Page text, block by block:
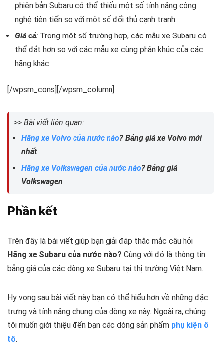
phiên bản Subaru có thể thiếu một số tính năng công
nghệ tiên tiến so với một số đối thủ cạnh tranh.
Giá cả: Trong một số trường hợp, các mẫu xe Subaru có
thể đắt hơn so với các mẫu xe cùng phân khúc của các
hãng khác.
[/wpsm_cons][/wpsm_column]
>> Bài viết liên quan:
Hãng xe Volvo của nước nào? Bảng giá xe Volvo mới
nhất
Hãng xe Volkswagen của nước nào? Bảng giá
Volkswagen
Phần kết
Trên đây là bài viết giúp bạn giải đáp thắc mắc câu hỏi
Hãng xe Subaru của nước nào? Cùng với đó là thông tin
bảng giá của các dòng xe Subaru tại thị trường Việt Nam.
Hy vọng sau bài viết này bạn có thể hiểu hơn về những đặc
trưng và tính năng chung của dòng xe này. Ngoài ra, chúng
tôi muốn giới thiệu đến bạn các dòng sản phẩm phụ kiện ô
tô.